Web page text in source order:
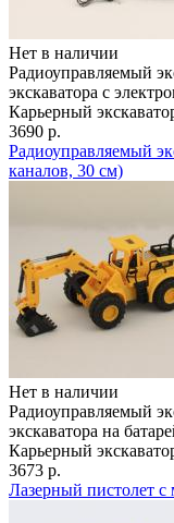
Нет в наличии
Радиоуправляемый
экскаватора с
Карьерный
3690 р.
Радиоуправляемый
каналов, 30 см)
Нет в наличии
Радиоуправляемый
экскаватора на
Карьерный
3673 р.
Лазерный пистолет